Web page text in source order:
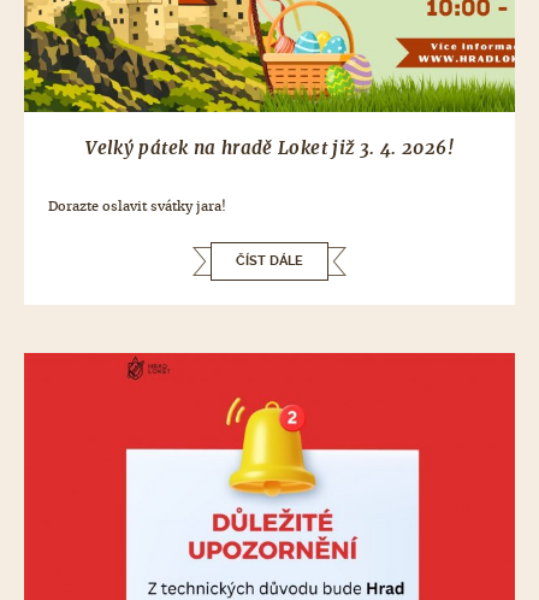
Velký pátek na hradě Loket již 3. 4. 2026!
Dorazte oslavit svátky jara!
ČÍST DÁLE